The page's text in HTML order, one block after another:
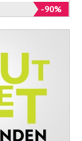
-90%